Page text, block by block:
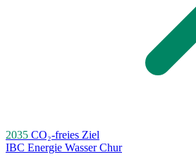
2035 CO₂-freies Ziel
IBC Energie Wasser Chur